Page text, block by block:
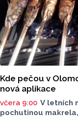
Kde pečou v
nová aplikace
včera 9:00 V letních
pochutinou